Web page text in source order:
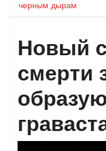
черным дырам
Новый
смерти